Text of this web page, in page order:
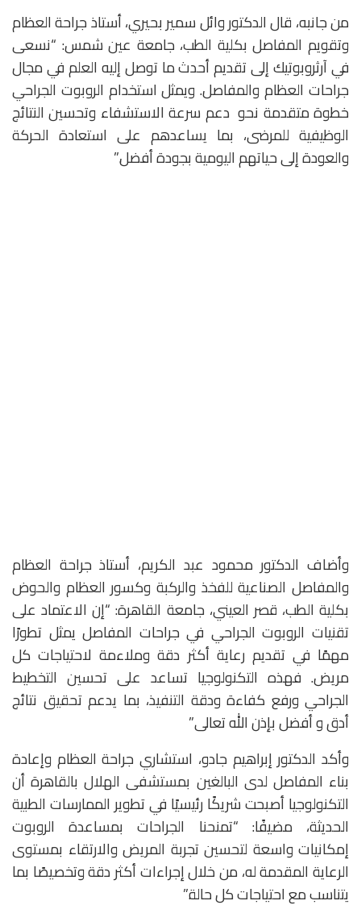
من جانبه، قال الدكتور وائل سمير بحيري، أستاذ جراحة العظام
وتقويم المفاصل بكلية الطب، جامعة عين شمس: “نسعى
في آرثروبوتيك إلى تقديم أحدث ما توصل إليه العلم في مجال
جراحات العظام والمفاصل. ويمثل استخدام الروبوت الجراحي
خطوة متقدمة نحو دعم سرعة الاستشفاء وتحسين النتائج
الوظيفية للمرضى، بما يساعدهم على استعادة الحركة
والعودة إلى حياتهم اليومية بجودة أفضل.”
وأضاف الدكتور محمود عبد الكريم، أستاذ جراحة العظام
والمفاصل الصناعية للفخذ والركبة وكسور العظام والحوض
بكلية الطب، قصر العيني، جامعة القاهرة: “إن الاعتماد على
تقنيات الروبوت الجراحي في جراحات المفاصل يمثل تطورًا
مهمًا في تقديم رعاية أكثر دقة وملاءمة لاحتياجات كل
مريض. فهذه التكنولوجيا تساعد على تحسين التخطيط
الجراحي ورفع كفاءة ودقة التنفيذ، بما يدعم تحقيق نتائج
أدق و أفضل بإذن الله تعالى”
وأكد الدكتور إبراهيم جادو، استشاري جراحة العظام وإعادة
بناء المفاصل لدى البالغين بمستشفى الهلال بالقاهرة أن
التكنولوجيا أصبحت شريكًا رئيسيًا في تطوير الممارسات الطبية
الحديثة، مضيفًا: “تمنحنا الجراحات بمساعدة الروبوت
إمكانيات واسعة لتحسين تجربة المريض والارتقاء بمستوى
الرعاية المقدمة له، من خلال إجراءات أكثر دقة وتخصيصًا بما
يتناسب مع احتياجات كل حالة.”